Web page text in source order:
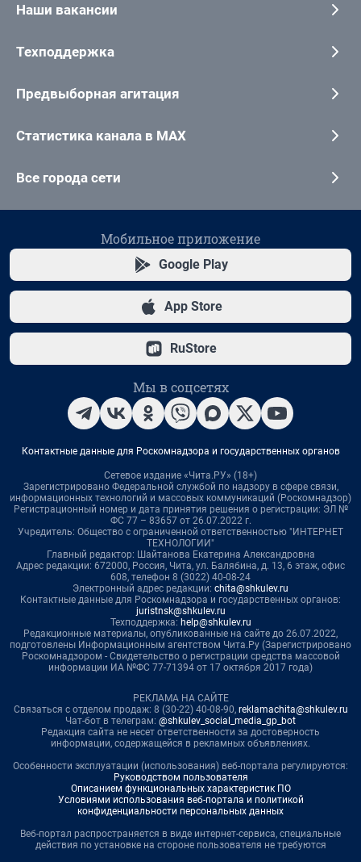
Наши вакансии
Техподдержка
Предвыборная агитация
Статистика канала в MAX
Все города сети
Мобильное приложение
Google Play
App Store
RuStore
Мы в соцсетях
Контактные данные для Роскомнадзора и государственных органов
Сетевое издание «Чита.РУ» (18+)
Зарегистрировано Федеральной службой по надзору в сфере связи,
информационных технологий и массовых коммуникаций (Роскомнадзор)
Регистрационный номер и дата принятия решения о регистрации: ЭЛ №
ФС 77 – 83657 от 26.07.2022 г.
Учредитель: Общество с ограниченной ответственностью "ИНТЕРНЕТ
ТЕХНОЛОГИИ"
Главный редактор: Шайтанова Екатерина Александровна
Адрес редакции: 672000, Россия, Чита, ул. Балябина, д. 13, 6 этаж, офис
608, телефон 8 (3022) 40-08-24
Электронный адрес редакции: chita@shkulev.ru
Контактные данные для Роскомнадзора и государственных органов:
juristnsk@shkulev.ru
Техподдержка: help@shkulev.ru
Редакционные материалы, опубликованные на сайте до 26.07.2022,
подготовлены Информационным агентством Чита.Ру (Зарегистрировано
Роскомнадзором - Свидетельство о регистрации средства массовой
информации ИА №ФС 77-71394 от 17 октября 2017 года)
РЕКЛАМА НА САЙТЕ
Связаться с отделом продаж: 8 (30-22) 40-08-90, reklamachita@shkulev.ru
Чат-бот в телеграм: @shkulev_social_media_gp_bot
Редакция сайта не несет ответственности за достоверность
информации, содержащейся в рекламных объявлениях.
Особенности эксплуатации (использования) веб-портала регулируются:
Руководством пользователя
Описанием функциональных характеристик ПО
Условиями использования веб-портала и политикой
конфиденциальности персональных данных
Веб-портал распространяется в виде интернет-сервиса, специальные
действия по установке на стороне пользователя не требуются